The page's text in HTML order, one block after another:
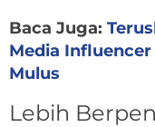
Baca Juga:
Media
Mulus
Lebih